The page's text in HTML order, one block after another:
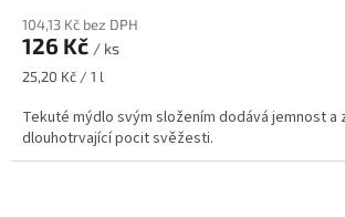
104,13 Kč bez DPH
126 Kč / ks
Měrná
25,20 Kč / 1 l
Tekuté mýdlo svým složením dodává jemnost a
dlouhotrvající pocit svěžesti.